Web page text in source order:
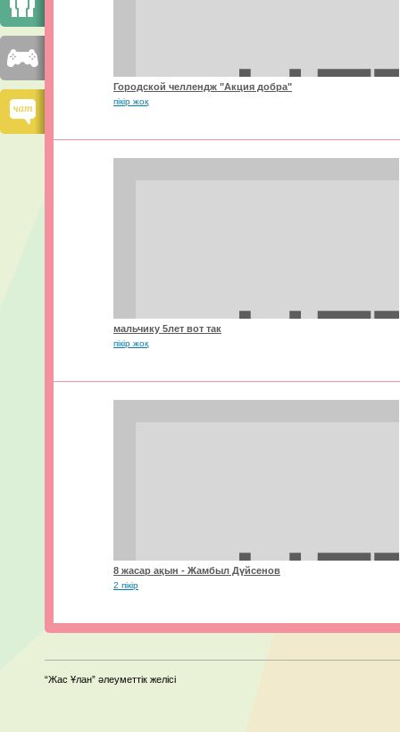
Городской челлендж "Акция добра"
пікір жоқ
мальчику 5лет вот так
пікір жоқ
8 жасар ақын - Жамбыл Дүйсенов
2 пікір
“Жас Ұлан” әлеуметтік желісі